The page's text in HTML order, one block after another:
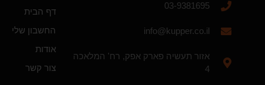
03-9381695
info@kupper.co.il
אזור תעשיה פארק אפק, רח' המלאכה
4
דף הבית
החשבון שלי
אודות
צור קשר